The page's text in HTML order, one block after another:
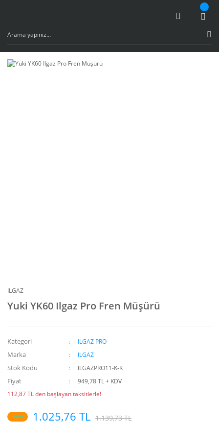
ILGAZ
Yuki YK60 Ilgaz Pro Fren Müşürü
Kategori ILGAZ PRO
Marka ILGAZ
Stok Kodu ILGAZPRO11-K-K
Fiyat
949,78 TL + KDV
112,87 TL den başlayan taksitlerle!
%10 1.025,76 TL 1.139,73 TL